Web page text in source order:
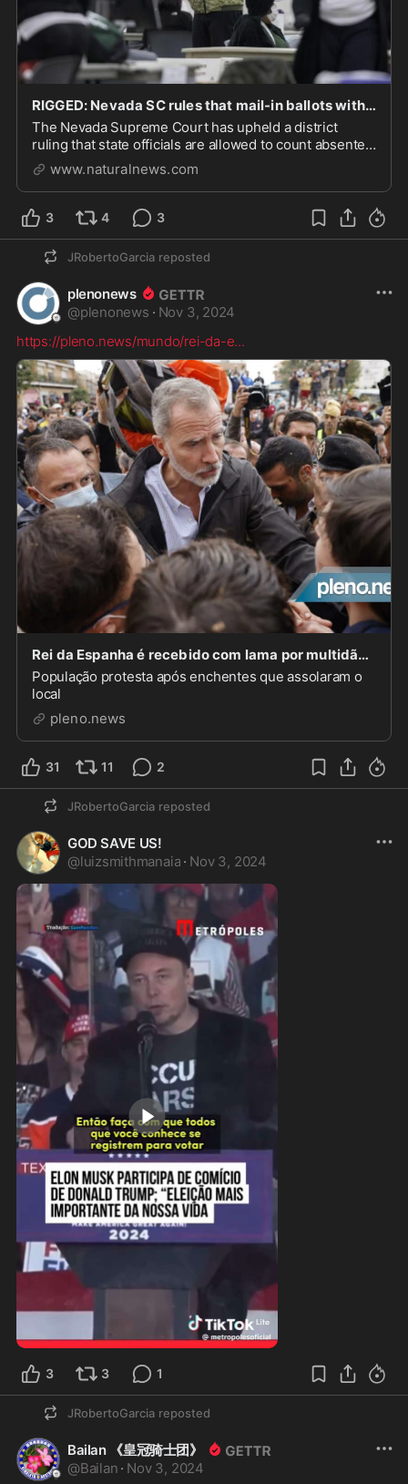
RIGGED: Nevada SC rules that mail-in ballots without postmarks can be counted up to three days after Election Day – NaturalNews.com
The Nevada Supreme Court has upheld a district
ruling that state officials are allowed to count absentee
ballots arriving without a postmark up until three days
after Election Day. Under the current Nevada law,
absentee ballots must be postmarked by ...
www.naturalnews.com
3 4 3
JRobertoGarcia reposted
plenonews
@plenonews · Nov 3, 2024
https://pleno.news/mundo/rei-da-e...
Rei da Espanha é recebido com lama por multidão em Valencia
População protesta após enchentes que assolaram o
local
pleno.news
31 11 2
JRobertoGarcia reposted
GOD SAVE US!
@luizsmithmanaia · Nov 3, 2024
0:45
3 3 1
JRobertoGarcia reposted
Bailan 《皇冠骑士团》
@Bailan · Nov 3, 2024